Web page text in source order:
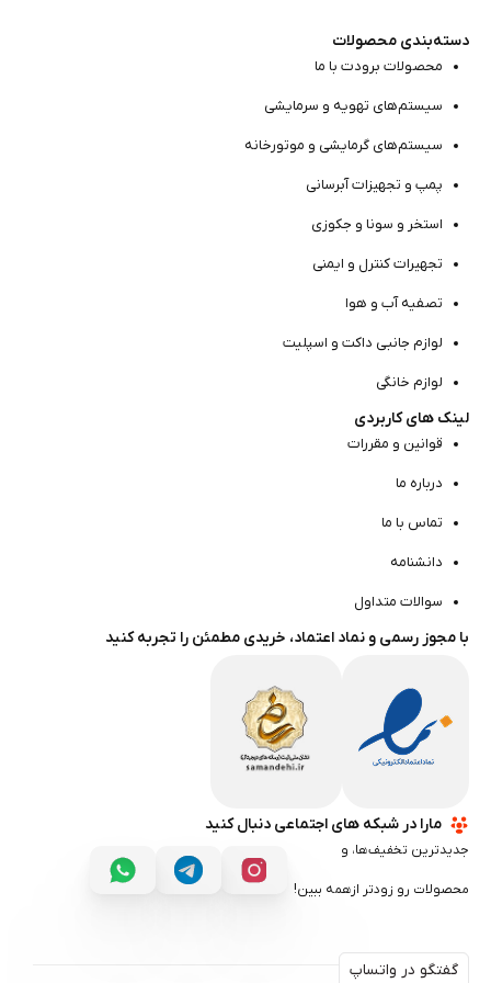
دسته‌بندی محصولات
محصولات برودت با ما
سیستم‌های تهویه و سرمایشی
سیستم‌های گرمایشی و موتور‌خانه
پمپ و تجهیزات آبرسانی
استخر و سونا و جکوزی
تجهیرات کنترل و ایمنی
تصفیه آب و هوا
لوازم جانبی داکت و اسپلیت
لوازم خانگی
لینک های کاربردی
قوانین و مقررات
درباره ما
تماس با ما
دانشنامه
سوالات متداول
با مجوز رسمی و نماد اعتماد، خریدی مطمئن را تجربه کنید
مارا در شبکه های اجتماعی دنبال کنید
جدیدترین تخفیف‌ها، و
محصولات رو زودتر ازهمه ببین!
گفتگو در واتساپ
گفتگو در واتساپ